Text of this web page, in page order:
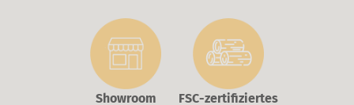
Showroom
FSC-zertifiziertes